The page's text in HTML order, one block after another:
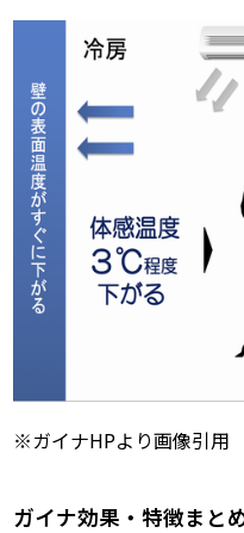
※ガイナHPより画像引用
ガイナ効果・特徴まと